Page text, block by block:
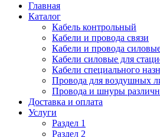
Главная
Каталог
Кабель контрольный
Кабели и провода связи
Кабели и провода
Кабели силовые для
Кабели специального
Провода для воздушных
Провода и шнуры
Доставка и оплата
Услуги
Раздел 1
Раздел 2